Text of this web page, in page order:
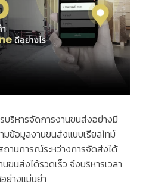
ริหารจัดการงานขนส่งอย่างมี
ข้อมูลงานขนส่งแบบเรียลไทม์
ถานการณ์ระหว่างการจัดส่งได้
ขนส่งได้รวดเร็ว จึงบริหารเวลา
ย่างแม่นยำ